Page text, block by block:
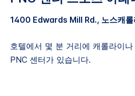
1400 Edwards Mill Rd., 노스캐
호텔에서 몇 분 거리에 캐롤라이
PNC 센터가 있습니다.